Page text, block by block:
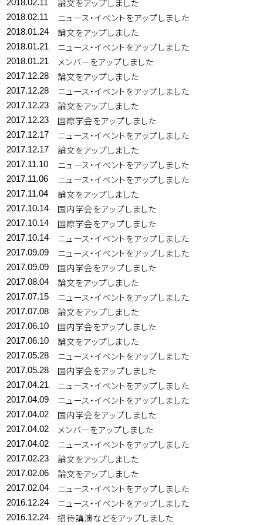
2018.02.11
2018.02.11 ニュース・イベントをアップしました
2018.01.24 論文をアップしました
2018.01.21 ニュース・イベントをアップしました
2018.01.21 メンバーをアップしました
2017.12.28 論文をアップしました
2017.12.28 ニュース・イベントをアップしました
2017.12.23 論文をアップしました
2017.12.23 国際学会をアップしました
2017.12.17 ニュース・イベントをアップしました
2017.12.17 論文をアップしました
2017.11.10 ニュース・イベントをアップしました
2017.11.06 ニュース・イベントをアップしました
2017.11.04 論文をアップしました
2017.10.14 国内学会をアップしました
2017.10.14 国際学会をアップしました
2017.10.14 ニュース・イベントをアップしました
2017.09.09 ニュース・イベントをアップしました
2017.09.09 国内学会をアップしました
2017.08.04 論文をアップしました
2017.07.15 ニュース・イベントをアップしました
2017.07.08 論文をアップしました
2017.06.10 国内学会をアップしました
2017.06.10 論文をアップしました
2017.05.28 ニュース・イベントをアップしました
2017.05.28 国内学会をアップしました
2017.04.21 ニュース・イベントをアップしました
2017.04.09 ニュース・イベントをアップしました
2017.04.02 国内学会をアップしました
2017.04.02 メンバーをアップしました
2017.04.02 ニュース・イベントをアップしました
2017.02.23 論文をアップしました
2017.02.06 論文をアップしました
2017.02.04 ニュース・イベントをアップしました
2016.12.24 ニュース・イベントをアップしました
2016.12.24 招待講演などをアップしました